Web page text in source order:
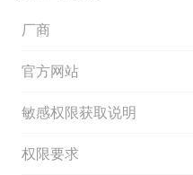
厂商
官方网站
敏感权限获取说明
权限要求